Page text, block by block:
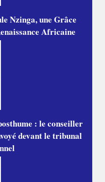
Nzinga, une Grâce
Africaine
: le conseiller
devant le tribunal